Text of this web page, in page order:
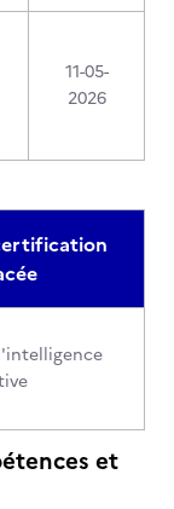
11-05-
2026
et